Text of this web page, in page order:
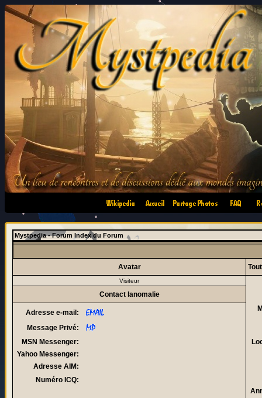
•
Mystpedia - Forum Index du Forum
Avatar
Visiteur
Contact lanomalie
Adresse e-mail:
Message Privé:
MSN Messenger:
Yahoo Messenger:
Adresse AIM:
Numéro ICQ: